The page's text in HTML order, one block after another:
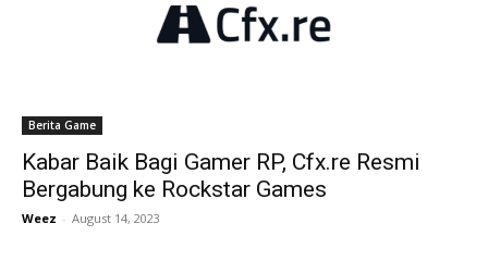
Berita Game
Kabar Baik Bagi Gamer RP, Cfx.re Resmi
Bergabung ke Rockstar Games
Weez - August 14, 2023